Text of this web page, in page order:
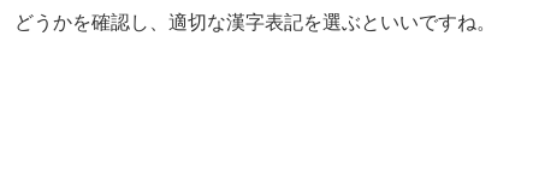
どうかを確認し、適切な漢字表記を選ぶといいですね。